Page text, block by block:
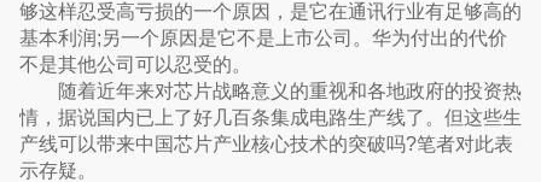
够这样忍受高亏损的一个原因，是它在通讯行业有足够高的
基本利润;另一个原因是它不是上市公司。华为付出的代价
不是其他公司可以忍受的。
随着近年来对芯片战略意义的重视和各地政府的投资热
情，据说国内已上了好几百条集成电路生产线了。但这些生
产线可以带来中国芯片产业核心技术的突破吗?笔者对此表
示存疑。